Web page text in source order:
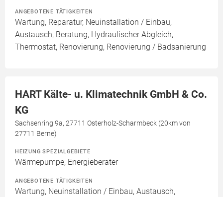
ANGEBOTENE TÄTIGKEITEN
Wartung, Reparatur, Neuinstallation / Einbau,
Austausch, Beratung, Hydraulischer Abgleich,
Thermostat, Renovierung, Renovierung / Badsanierung
HART Kälte- u. Klimatechnik GmbH & Co.
KG
Sachsenring 9a, 27711 Osterholz-Scharmbeck (20km von
27711 Berne)
HEIZUNG SPEZIALGEBIETE
Wärmepumpe, Energieberater
ANGEBOTENE TÄTIGKEITEN
Wartung, Neuinstallation / Einbau, Austausch,